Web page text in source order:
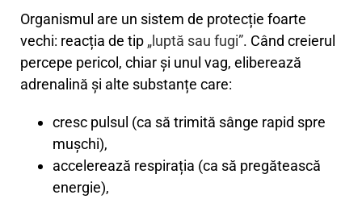
Organismul are un sistem de protecție foarte
vechi: reacția de tip „luptă sau fugi”. Când creierul
percepe pericol, chiar și unul vag, eliberează
adrenalină și alte substanțe care:
cresc pulsul (ca să trimită sânge rapid spre
mușchi),
accelerează respirația (ca să pregătească
energie),